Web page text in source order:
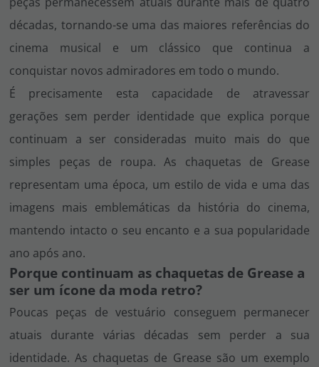
décadas, tornando-se uma das maiores referências do
cinema musical e um clássico que continua a
conquistar novos admiradores em todo o mundo.
É precisamente esta capacidade de atravessar
gerações sem perder identidade que explica porque
continuam a ser consideradas muito mais do que
simples peças de roupa. As chaquetas de Grease
representam uma época, um estilo de vida e uma das
imagens mais emblemáticas da história do cinema,
mantendo intacto o seu encanto e a sua popularidade
ano após ano.
Porque continuam as chaquetas de Grease a
ser um ícone da moda retro?
Poucas peças de vestuário conseguem permanecer
atuais durante várias décadas sem perder a sua
identidade. As chaquetas de Grease são um exemplo